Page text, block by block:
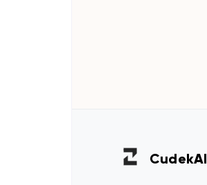
CudekAI